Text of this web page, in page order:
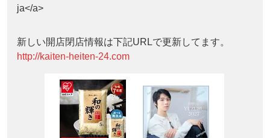
ja</a>
新しい開店閉店情報は下記URLで更新してます。
http://kaiten-heiten-24.com